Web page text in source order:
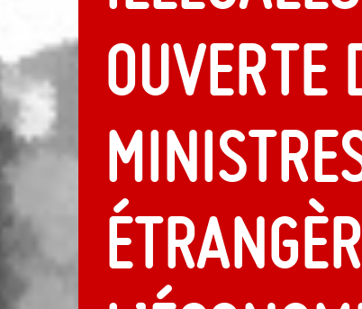
ouverte